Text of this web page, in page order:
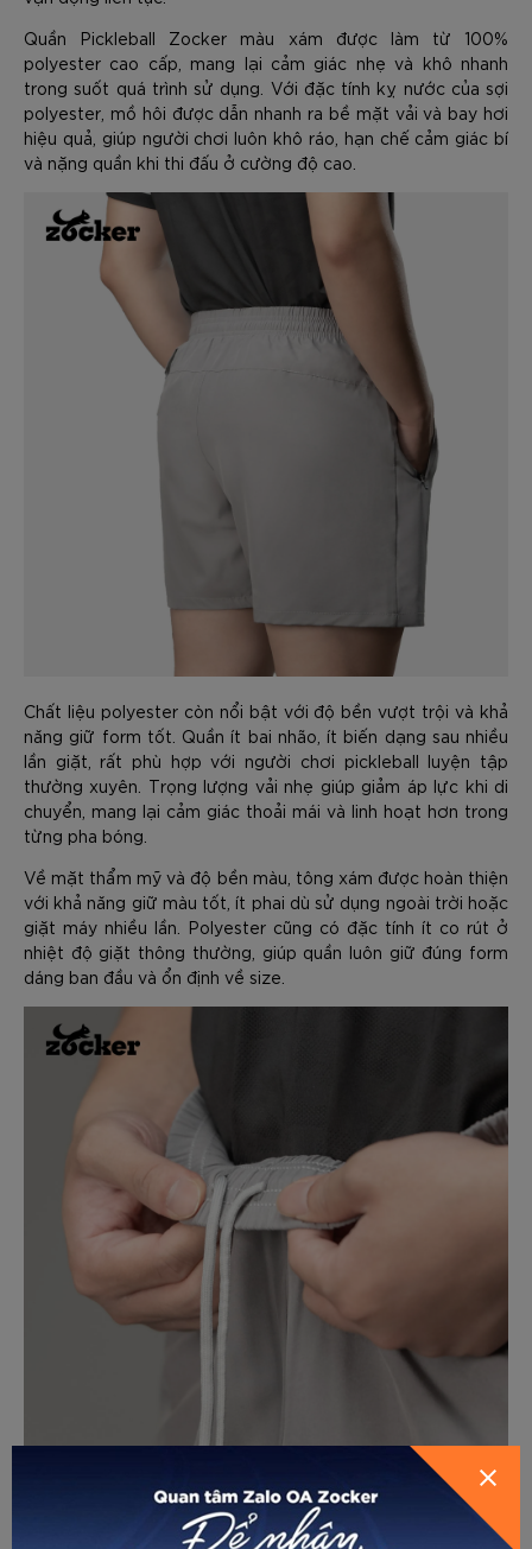
Quần Pickleball Zocker màu xám được làm từ 100%
polyester cao cấp, mang lại cảm giác nhẹ và khô nhanh
trong suốt quá trình sử dụng. Với đặc tính kỵ nước của sợi
polyester, mồ hôi được dẫn nhanh ra bề mặt vải và bay hơi
hiệu quả, giúp người chơi luôn khô ráo, hạn chế cảm giác bí
và nặng quần khi thi đấu ở cường độ cao.
Chất liệu polyester còn nổi bật với độ bền vượt trội và khả
năng giữ form tốt. Quần ít bai nhão, ít biến dạng sau nhiều
lần giặt, rất phù hợp với người chơi pickleball luyện tập
thường xuyên. Trọng lượng vải nhẹ giúp giảm áp lực khi di
chuyển, mang lại cảm giác thoải mái và linh hoạt hơn trong
từng pha bóng.
Về mặt thẩm mỹ và độ bền màu, tông xám được hoàn thiện
với khả năng giữ màu tốt, ít phai dù sử dụng ngoài trời hoặc
giặt máy nhiều lần. Polyester cũng có đặc tính ít co rút ở
nhiệt độ giặt thông thường, giúp quần luôn giữ đúng form
dáng ban đầu và ổn định về size.
Cấu trúc vải được thiết kế phù hợp cho trang phục thể thao,
GỬI THÔNG TIN ĐỂ ZOCKER TƯ
VẤN CHO BẠN